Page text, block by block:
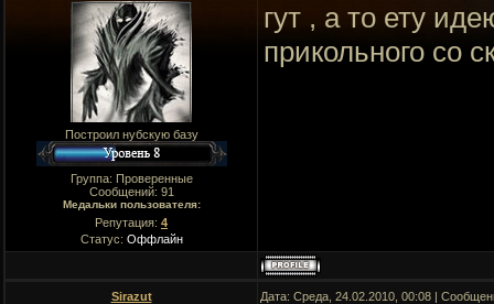
Построил нубскую базу
Группа: Проверенные
Сообщений: 91
Медальки пользователя:
Репутация: 4
Статус: Оффлайн
гут , а то ету
прикольного со
Sirazut Дата: Среда, 24.02.2010, 00:08 |